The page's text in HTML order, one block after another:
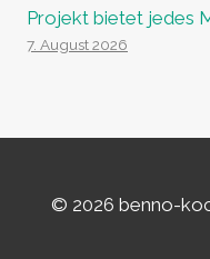
Projekt bietet jedes
7. August 2026
© 2026 benno-